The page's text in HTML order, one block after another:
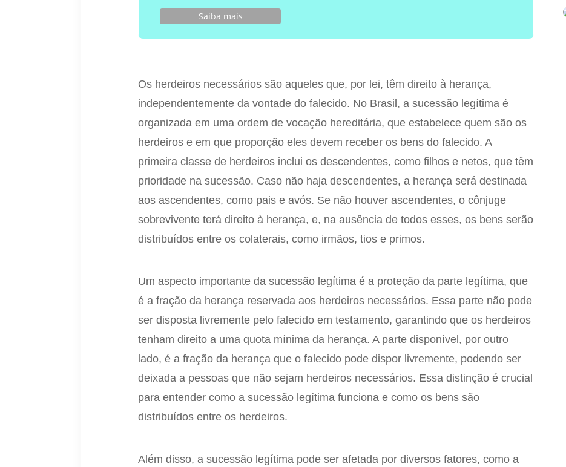
Saiba mais
Os herdeiros necessários são aqueles que, por lei, têm direito à herança,
independentemente da vontade do falecido. No Brasil, a sucessão legítima é
organizada em uma ordem de vocação hereditária, que estabelece quem são os
herdeiros e em que proporção eles devem receber os bens do falecido. A
primeira classe de herdeiros inclui os descendentes, como filhos e netos, que têm
prioridade na sucessão. Caso não haja descendentes, a herança será destinada
aos ascendentes, como pais e avós. Se não houver ascendentes, o cônjuge
sobrevivente terá direito à herança, e, na ausência de todos esses, os bens serão
distribuídos entre os colaterais, como irmãos, tios e primos.
Um aspecto importante da sucessão legítima é a proteção da parte legítima, que
é a fração da herança reservada aos herdeiros necessários. Essa parte não pode
ser disposta livremente pelo falecido em testamento, garantindo que os herdeiros
tenham direito a uma quota mínima da herança. A parte disponível, por outro
lado, é a fração da herança que o falecido pode dispor livremente, podendo ser
deixada a pessoas que não sejam herdeiros necessários. Essa distinção é crucial
para entender como a sucessão legítima funciona e como os bens são
distribuídos entre os herdeiros.
Além disso, a sucessão legítima pode ser afetada por diversos fatores, como a